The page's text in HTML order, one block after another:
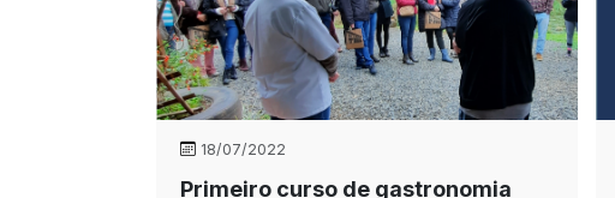
18/07/2022
Primeiro curso de gastronomia